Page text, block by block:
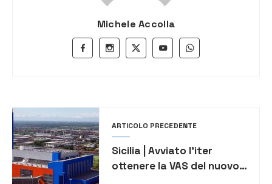
Michele Accolla
ARTICOLO PRECEDENTE
Sicilia | Avviato l’iter
ottenere la VAS del nuovo